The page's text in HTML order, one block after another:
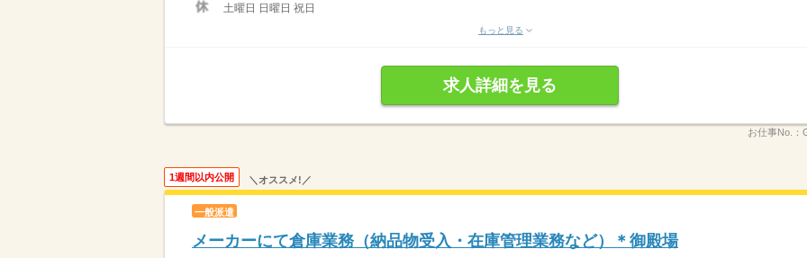
土曜日 日曜日 祝日
もっと見る
求人詳細を見る
お仕事No.：
1週間以内公開 ＼オススメ!／
一般派遣
メーカーにて倉庫業務（納品物受入・在庫管理業務など）＊御殿場